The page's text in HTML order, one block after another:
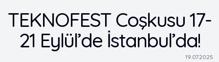
TEKNOFEST Coşkusu 17-
21 Eylül’de İstanbul’da!
19.07.2025